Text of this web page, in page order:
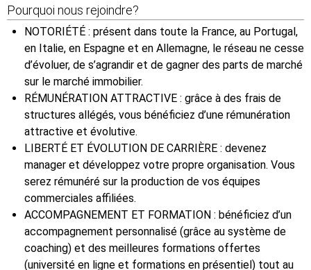
Pourquoi nous rejoindre?
NOTORIÉTÉ : présent dans toute la France, au Portugal,
en Italie, en Espagne et en Allemagne, le réseau ne cesse
d’évoluer, de s’agrandir et de gagner des parts de marché
sur le marché immobilier.
RÉMUNÉRATION ATTRACTIVE : grâce à des frais de
structures allégés, vous bénéficiez d’une rémunération
attractive et évolutive.
LIBERTÉ ET ÉVOLUTION DE CARRIÈRE : devenez
manager et développez votre propre organisation. Vous
serez rémunéré sur la production de vos équipes
commerciales affiliées.
ACCOMPAGNEMENT ET FORMATION : bénéficiez d’un
accompagnement personnalisé (grâce au système de
coaching) et des meilleures formations offertes
(université en ligne et formations en présentiel) tout au